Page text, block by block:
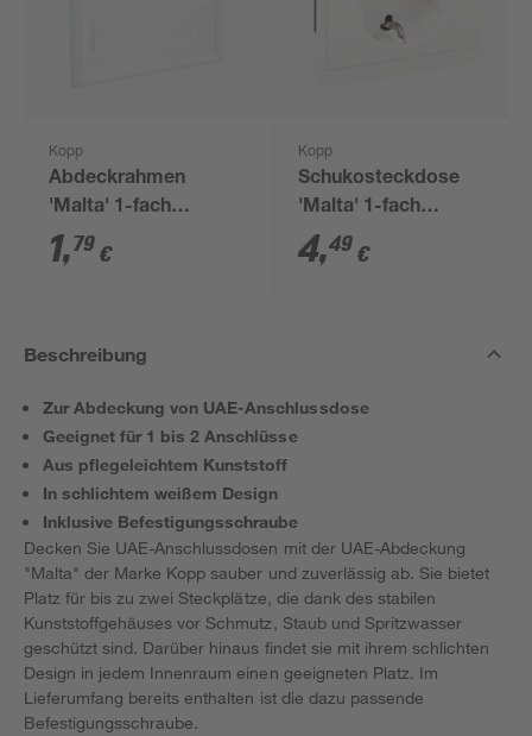
Kopp
Abdeckrahmen
'Malta' 1-fach
arktisweiß
1,79 €
Kopp
Schukosteckdose
'Malta' 1-fach
arktisweiß
4,49 €
Beschreibung
Zur Abdeckung von UAE-Anschlussdose
Geeignet für 1 bis 2 Anschlüsse
Aus pflegeleichtem Kunststoff
In schlichtem weißem Design
Inklusive Befestigungsschraube
Decken Sie UAE-Anschlussdosen mit der UAE-Abdeckung
"Malta" der Marke Kopp sauber und zuverlässig ab. Sie bietet
Platz für bis zu zwei Steckplätze, die dank des stabilen
Kunststoffgehäuses vor Schmutz, Staub und Spritzwasser
geschützt sind. Darüber hinaus findet sie mit ihrem schlichten
Design in jedem Innenraum einen geeigneten Platz. Im
Lieferumfang bereits enthalten ist die dazu passende
Befestigungsschraube.